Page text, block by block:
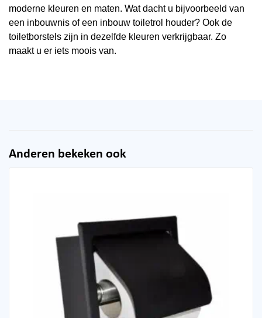
moderne kleuren en maten. Wat dacht u bijvoorbeeld van
een inbouwnis of een inbouw toiletrol houder? Ook de
toiletborstels zijn in dezelfde kleuren verkrijgbaar. Zo
maakt u er iets moois van.
Anderen bekeken ook